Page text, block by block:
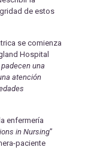
de estos
se comienza
Hospital
una
atención
enfermería
in Nursing”
paciente